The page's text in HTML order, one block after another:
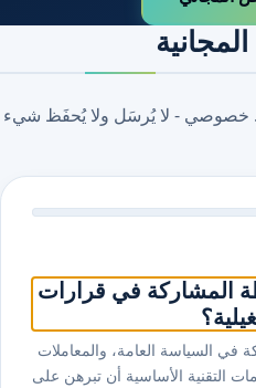
خصوصي - لا يُرسَل ولا يُحفَظ شيء
المشاركة في قرارات
في السياسة العامة، والمعاملات
التقنية الأساسية أن تبرهن على